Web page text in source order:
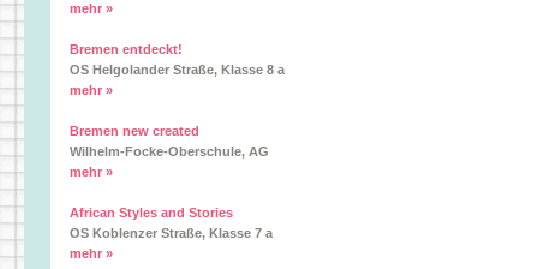
mehr »
Bremen entdeckt!
OS Helgolander Straße, Klasse 8 a
mehr »
Bremen new created
Wilhelm-Focke-Oberschule, AG
mehr »
African Styles and Stories
OS Koblenzer Straße, Klasse 7 a
mehr »